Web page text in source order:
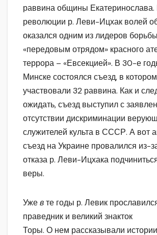
раввина общины
революции р. Леви-Ицхак волей
оказался одним из лидеров
«передовым отрядом» красного
террора – «Евсекцией». В 30-е
Минске состоялся съезд, в котором
участвовали 32 раввина. Как и
ожидать, съезд выступил с
отсутствии дискриминации
служителей культа в СССР. А вот
съезд на Украине провалился из-
отказа р. Леви-Ицхака
веры.
Ужевте годы р. Левик
праведник и великий знакток
Торы. О нем рассказывали